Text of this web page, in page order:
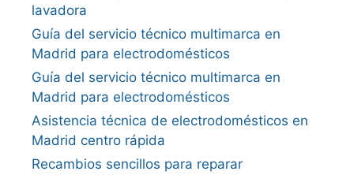
lavadora
Guía del servicio técnico multimarca en
Madrid para electrodomésticos
Guía del servicio técnico multimarca en
Madrid para electrodomésticos
Asistencia técnica de electrodomésticos en
Madrid centro rápida
Recambios sencillos para reparar